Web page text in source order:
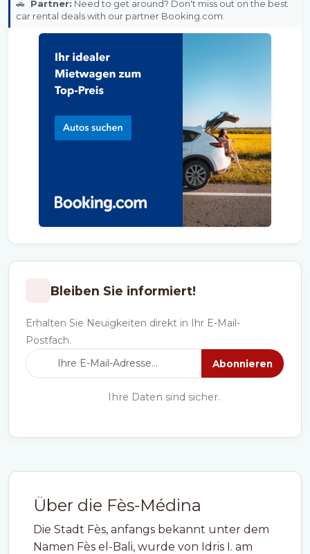
Über die Fès-Médina
Die Stadt Fès, anfangs bekannt unter dem
Namen Fès el-Bali, wurde von Idris I. am
🚗 Partner: Need to get around? Don't miss out on the best
car rental deals with our partner Booking.com.
Bleiben Sie informiert!
Erhalten Sie Neuigkeiten direkt in Ihr E-Mail-
Postfach.
Abonnieren
Ihre Daten sind sicher.